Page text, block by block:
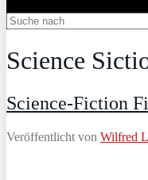
Science
Science-Fiction
Veröffentlicht von Wilfred